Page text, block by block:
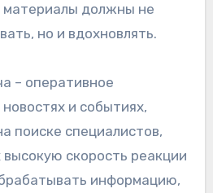
материалы должны не
но и вдохновлять.
– оперативное
и событиях,
поиске специалистов,
скорость реакции
информацию,